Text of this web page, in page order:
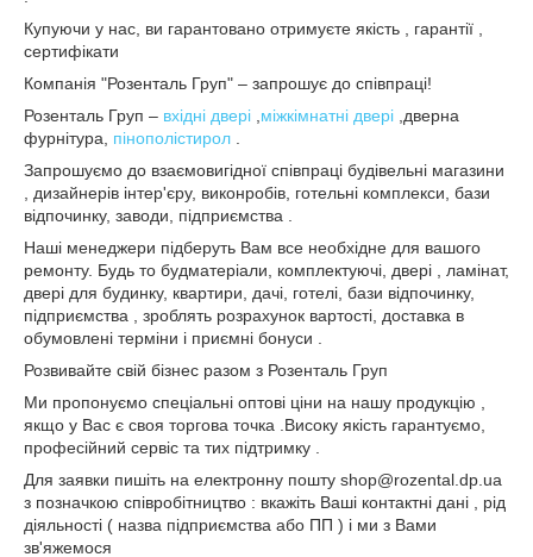
Купуючи у нас, ви гарантовано отримуєте якість , гарантії ,
сертифікати
Компанія "Розенталь Груп" – запрошує до співпраці!
Розенталь Груп – вхідні двері міжкімнатні двері ,дверна
фурнітура, пінополістирол
Запрошуємо до взаємовигідної співпраці будівельні магазини
, дизайнерів інтер'єру, виконробів, готельні комплекси, бази
відпочинку, заводи, підприємства .
Наші менеджери підберуть Вам все необхідне для вашого
ремонту. Будь то будматеріали, комплектуючі, двері , ламінат,
двері для будинку, квартири, дачі, готелі, бази відпочинку,
підприємства , зроблять розрахунок вартості, доставка в
обумовлені терміни і приємні бонуси .
Розвивайте свій бізнес разом з Розенталь Груп
Ми пропонуємо спеціальні оптові ціни на нашу продукцію ,
якщо у Вас є своя торгова точка .Високу якість гарантуємо,
професійний сервіс та тих підтримку .
Для заявки пишіть на електронну пошту shop@rozental.dp.ua
з позначкою співробітництво : вкажіть Ваші контактні дані , рід
діяльності ( назва підприємства або ПП ) і ми з Вами
зв'яжемося